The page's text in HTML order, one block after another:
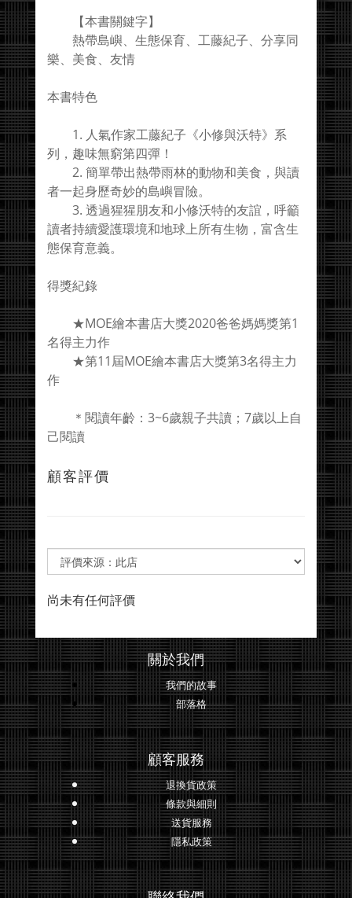
【本書關鍵字】
熱帶島嶼、生態保育、工藤紀子、分享同
樂、美食、友情
本書特色
1. 人氣作家工藤紀子《小修與沃特》系
列，趣味無窮第四彈！
2. 簡單帶出熱帶雨林的動物和美食，與讀
者一起身歷奇妙的島嶼冒險。
3. 透過猩猩朋友和小修沃特的友誼，呼籲
讀者持續愛護環境和地球上所有生物，富含生
態保育意義。
得獎紀錄
★MOE繪本書店大獎2020爸爸媽媽獎第1
名得主力作
★第11屆MOE繪本書店大獎第3名得主力
作
＊閱讀年齡：3~6歲親子共讀；7歲以上自
己閱讀
顧客評價
尚未有任何評價
關於我們
我們的故事
部落格
顧客服務
退換貨政策
條款與細則
送貨服務
隱私政策